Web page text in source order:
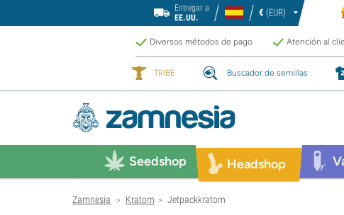
Entregar a
EE.UU.
€ (EUR)
Diversos métodos de pago Atención al
TRIBE Buscador de semillas
Seedshop Headshop
Zamnesia > Kratom > Jetpackkratom